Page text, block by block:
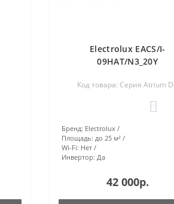
Electrolux EACS/I-
09HAT/N3_20Y
Код товара: Серия Atrium
Бренд: Electrolux
Площадь: до 25 м²
Wi-Fi: Нет
Инвертор: Да
42 000р.